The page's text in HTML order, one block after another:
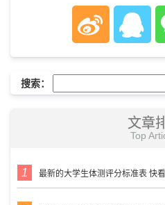
搜索：
文章
Top
最新的大学生体测评分标准表 快